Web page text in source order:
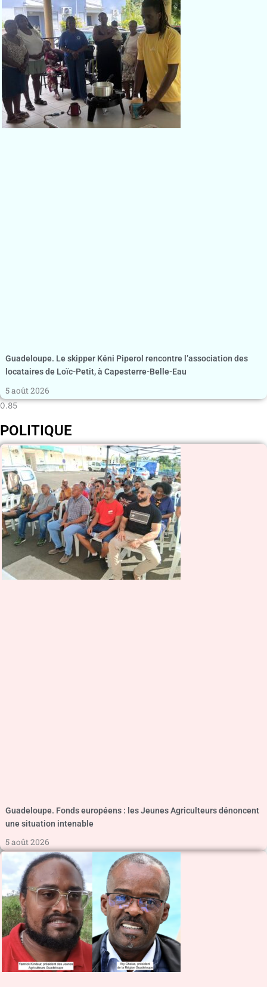
Guadeloupe. Le skipper Kéni Piperol rencontre l’association des
locataires de Loïc-Petit, à Capesterre-Belle-Eau
5 août 2026
POLITIQUE
Guadeloupe. Fonds européens : les Jeunes Agriculteurs dénoncent
une situation intenable
5 août 2026